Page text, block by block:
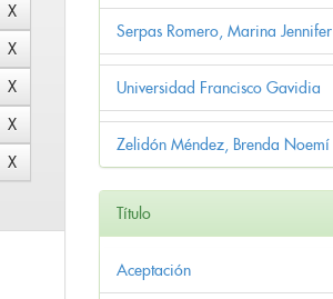
Serpas Romero, Marina Jennifer
Universidad Francisco Gavidia
Zelidón Méndez, Brenda Noemí
Título
Aceptación